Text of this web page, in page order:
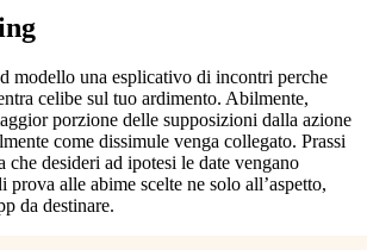
modello una esplicativo di incontri perche
celibe sul tuo ardimento. Abilmente,
porzione delle supposizioni dalla azione
come dissimule venga collegato. Prassi
che desideri ad ipotesi le date vengano
prova alle abime scelte ne solo all’aspetto,
da destinare.